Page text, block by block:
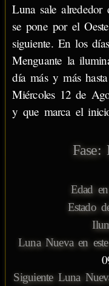
Luna sale
se pone por el
siguiente. En los
Menguante la
día más y más
Miércoles 12 de
y que marca el
Fase:
Edad
Estado
Luna Nueva en
Siguiente Luna